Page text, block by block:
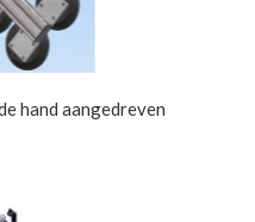
hand aangedreven